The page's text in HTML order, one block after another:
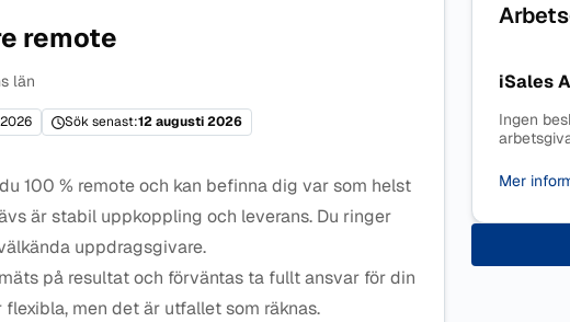
remote
län
Sök senast:12 augusti 2026
100 % remote och kan befinna dig var som helst
är stabil uppkoppling och leverans. Du ringer
uppdragsgivare.
på resultat och förväntas ta fullt ansvar för din
men det är utfallet som räknas.
iSales
Ingen
Mer